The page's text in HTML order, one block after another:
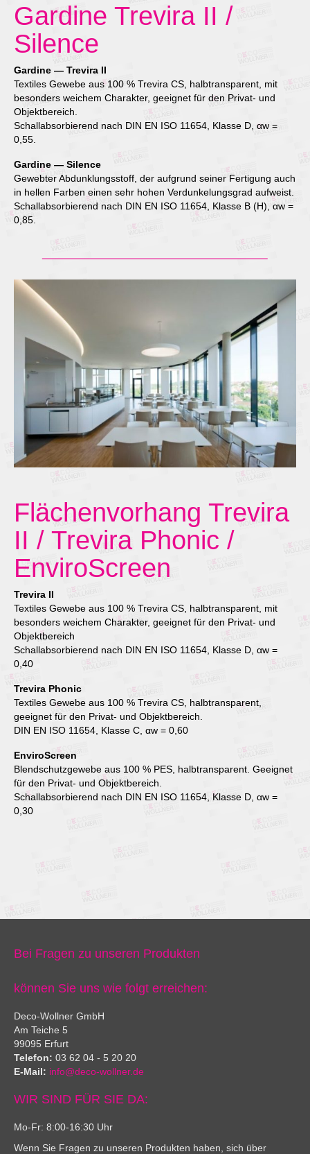
Gardine Trevira II /
Silence
Gardine — Trevira II
Textiles Gewebe aus 100 % Trevira CS, halbtransparent, mit
besonders weichem Charakter, geeignet für den Privat- und
Objektbereich.
Schallabsorbierend nach DIN EN ISO 11654, Klasse D, αw =
0,55.
Gardine — Silence
Gewebter Abdunklungsstoff, der aufgrund seiner Fertigung auch
in hellen Farben einen sehr hohen Verdunkelungsgrad aufweist.
Schallabsorbierend nach DIN EN ISO 11654, Klasse B (H), αw =
0,85.
Flächenvorhang Trevira
II / Trevira Phonic /
EnviroScreen
Trevira II
Textiles Gewebe aus 100 % Trevira CS, halbtransparent, mit
besonders weichem Charakter, geeignet für den Privat- und
Objektbereich
Schallabsorbierend nach DIN EN ISO 11654, Klasse D, αw =
0,40
Trevira Phonic
Textiles Gewebe aus 100 % Trevira CS, halbtransparent,
geeignet für den Privat- und Objektbereich.
DIN EN ISO 11654, Klasse C, αw = 0,60
EnviroScreen
Blendschutzgewebe aus 100 % PES, halbtransparent. Geeignet
für den Privat- und Objektbereich.
Schallabsorbierend nach DIN EN ISO 11654, Klasse D, αw =
0,30
Bei Fragen zu unseren Produkten
können Sie uns wie folgt erreichen:
Deco-Wollner GmbH
Am Teiche 5
99095 Erfurt
Telefon: 03 62 04 - 5 20 20
E-Mail: info@deco-wollner.de
WIR SIND FÜR SIE DA:
Mo-Fr: 8:00-16:30 Uhr
Wenn Sie Fragen zu unseren Produkten haben, sich über